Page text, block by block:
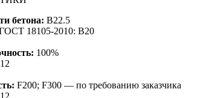
бетона: B22.5
18105-2010: B20
100%
F200; F300 — по требованию заказчика